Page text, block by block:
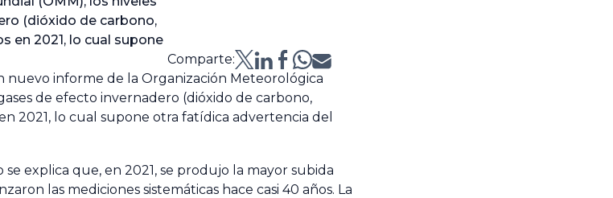
(dióxido de carbono,
en 2021, lo cual supone
Comparte:
nuevo informe de la Organización Meteorológica
de efecto invernadero (dióxido de carbono,
2021, lo cual supone otra fatídica advertencia del
se explica que, en 2021, se produjo la mayor subida
las mediciones sistemáticas hace casi 40 años. La